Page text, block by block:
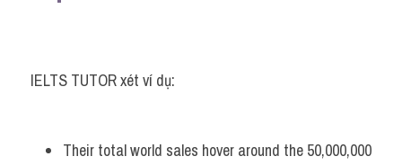
IELTS TUTOR xét ví dụ:
Their total world sales hover around the 50,000,000